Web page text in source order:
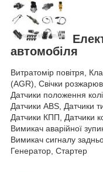
автомобіля
Витратомір повітря,
(AGR), Свічки
Датчики положення
Датчики ABS, Датчики
Датчики КПП, Датчики
Вимикач аварійної
Вимикач сигналу
Генератор, Стартер